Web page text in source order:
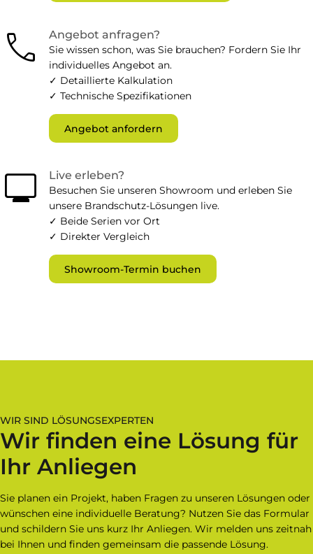
call Angebot anfragen?
Sie wissen schon, was Sie brauchen? Fordern Sie Ihr
individuelles Angebot an.
✓ Detaillierte Kalkulation
✓ Technische Spezifikationen
Angebot anfordern
monitor Live erleben?
Besuchen Sie unseren Showroom und erleben Sie
unsere Brandschutz-Lösungen live.
✓ Beide Serien vor Ort
✓ Direkter Vergleich
Showroom-Termin buchen
WIR SIND LÖSUNGSEXPERTEN
Wir finden eine Lösung für
Ihr Anliegen
Sie planen ein Projekt, haben Fragen zu unseren Lösungen oder
wünschen eine individuelle Beratung? Nutzen Sie das Formular
und schildern Sie uns kurz Ihr Anliegen. Wir melden uns zeitnah
bei Ihnen und finden gemeinsam die passende Lösung.